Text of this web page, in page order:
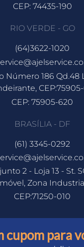
cupom para
CEP: 74435-190
RIO VERDE - GO
(64)3622-1020
Número 186 Qd.48
CEP: 75905-620
BRASÍLIA - DF
(61) 3345-0292
2 - Loja 13 - St.
Zona
CEP:71250-010